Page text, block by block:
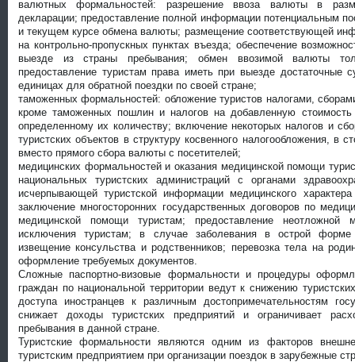
валютных формальностей: разрешение ввоза валюты в раз
декларации; предоставление полной информации потенциальным
и текущем курсе обмена валюты; размещение соответствующей
на контрольно-пропускных пунктах въезда; обеспечение
выезде из страны пребывания; обмен ввозимой валюты
предоставление туристам права иметь при выезде
единицах для обратной поездки по своей стране;
таможенных формальностей: обложение туристов налогами,
кроме таможенных пошлин и налогов на добавленную
определенному их количеству; включение некоторых налогов и
туристских объектов в структуру косвенного налогообложения, в
вместо прямого сбора валюты с посетителей;
медицинских формальностей и оказания медицинской помощи
национальных туристских администраций с органами
исчерпывающей туристской информации медицинского
заключение многосторонних государственных договоров по
медицинской помощи туристам; предоставление
исключения туристам; в случае заболевания в острой форме
извещение консульства и родственников; перевозка тела на
оформление требуемых документов.
Сложные паспортно-визовые формальности и процедуры
граждан по национальной территории ведут к снижению
доступа иностранцев к различным достопримечательностям
снижает доходы туристских предприятий и ограничивает
пребывания в данной стране.
Туристские формальности являются одним из факторов
туристским предприятием при организации поездок в зарубежные